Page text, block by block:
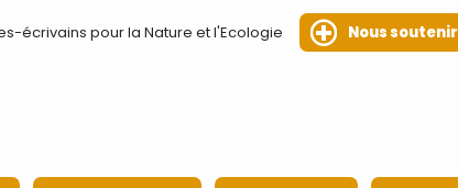
écrivains pour la Nature et l'Ecologie Nous soutenir